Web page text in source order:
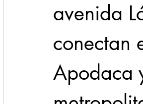
avenida
conectan
Apodaca